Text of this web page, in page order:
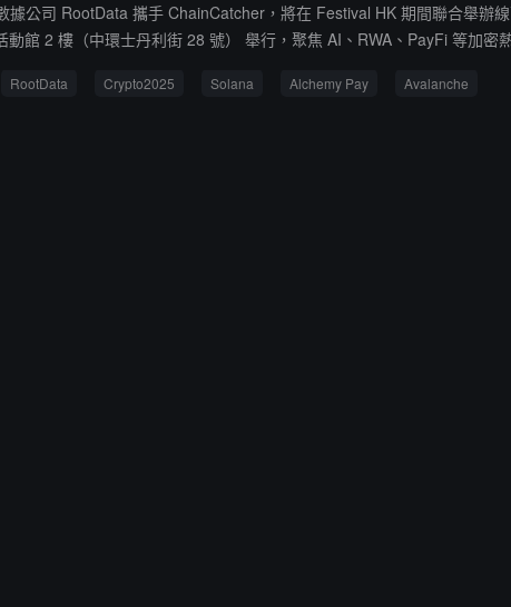
據公司 RootData 攜手 ChainCatcher，將在 Festival HK 期間聯合舉
館 2 樓（中環士丹利街 28 號） 舉行，聚焦 AI、RWA、PayFi 等加
業內人士參與交流。
RootData Crypto2025 Solana Alchemy Pay Avalanche